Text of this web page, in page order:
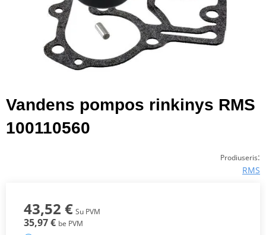
Vandens pompos rinkinys RMS
100110560
Prodiuseris:
RMS
43,52 € Su PVM
35,97 € be PVM